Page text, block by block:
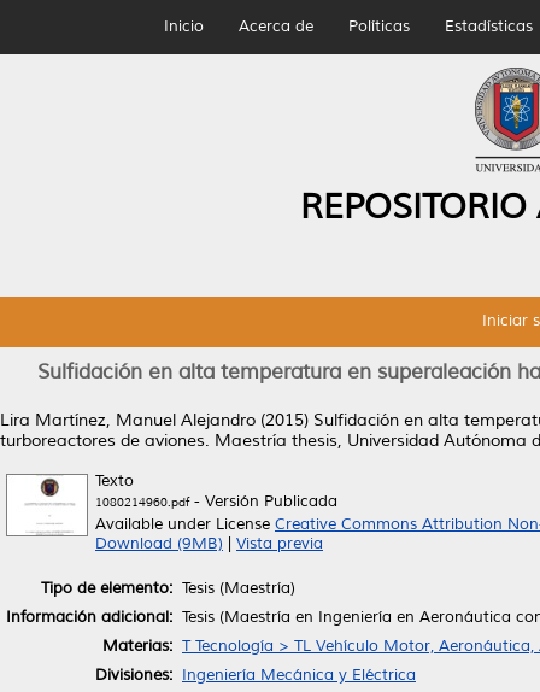
Inicio Acerca de Políticas Estadísticas
Iniciar
Sulfidación en alta temperatura en superaleación
Lira Martínez, Manuel Alejandro (2015) Sulfidación en alta
turboreactores de aviones. Maestría thesis, Universidad Autónoma
Texto
1080214960.pdf- Versión Publicada
Available under License Creative Commons Attribution
Download (9MB)
Vista previa
Tipo de elemento: Tesis (Maestría)
Información adicional: Tesis (Maestría en Ingeniería en Aeronáutica
Materias: T Tecnología > TL Vehículo Motor,
Divisiones: Ingeniería Mecánica y Eléctrica